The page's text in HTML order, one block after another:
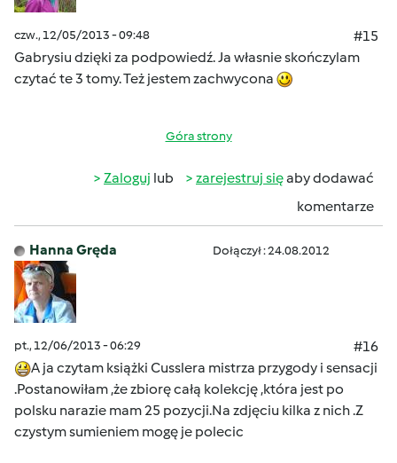
czw., 12/05/2013 - 09:48
#15
Gabrysiu dzięki za podpowiedź. Ja własnie skończylam
czytać te 3 tomy. Też jestem zachwycona
Góra strony
Zaloguj lub zarejestruj sięaby dodawać
komentarze
Hanna Gręda Dołączył : 24.08.2012
pt., 12/06/2013 - 06:29
#16
A ja czytam książki Cusslera mistrza przygody i sensacji
.Postanowiłam ,że zbiorę całą kolekcję ,która jest po
polsku narazie mam 25 pozycji.Na zdjęciu kilka z nich .Z
czystym sumieniem mogę je polecic